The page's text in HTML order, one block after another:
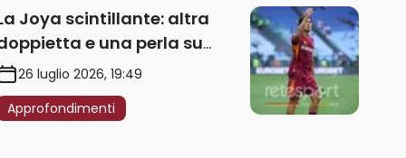
Joya scintillante: altra
e una perla su
– VIDEO
26 luglio 2026, 19:49
Approfondimenti